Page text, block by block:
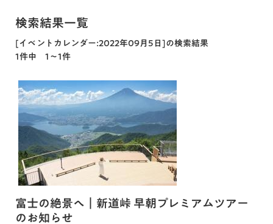
検索結果一覧
[イベントカレンダー:2022年09月5日]の検索結果
1件中 1～1件
富士の絶景へ｜新道峠 早朝プレミアムツアー
のお知らせ